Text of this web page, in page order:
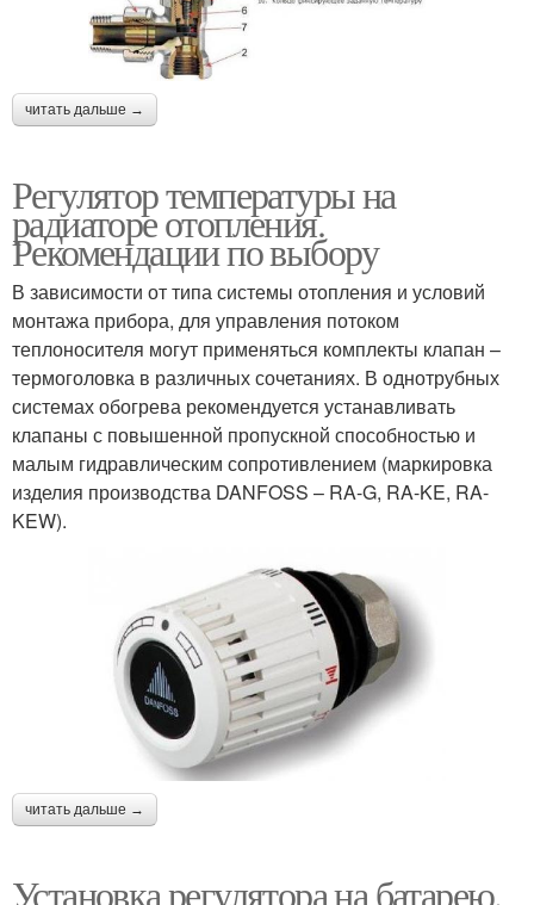
читать дальше →
Регулятор температуры на
радиаторе отопления.
Рекомендации по выбору
В зависимости от типа системы отопления и условий
монтажа прибора, для управления потоком
теплоносителя могут применяться комплекты клапан –
термоголовка в различных сочетаниях. В однотрубных
системах обогрева рекомендуется устанавливать
клапаны с повышенной пропускной способностью и
малым гидравлическим сопротивлением (маркировка
изделия производства DANFOSS – RA-G, RA-KE, RA-
KEW).
читать дальше →
Установка регулятора на батарею.